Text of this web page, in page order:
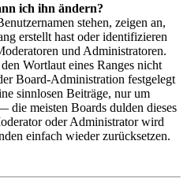
ich ihn ändern?
stehen, zeigen an,
erstellt hast oder identifizieren
und Administratoren.
Wortlaut eines Ranges nicht
Board-Administration festgelegt
sinnlosen Beiträge, nur um
die meisten Boards dulden dieses
oder Administrator wird
einfach wieder zurücksetzen.